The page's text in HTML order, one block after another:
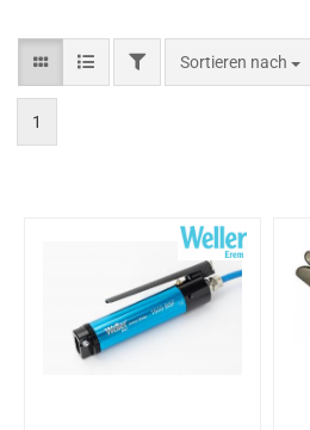
Sortieren nach
1